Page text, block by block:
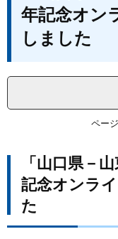
へ
トップページ
くらし・環境
教育・文化・スポー
しごと・産業・観光
まちづくり
年記念オン
しました
ペー
「山口県－
記念オンラ
た